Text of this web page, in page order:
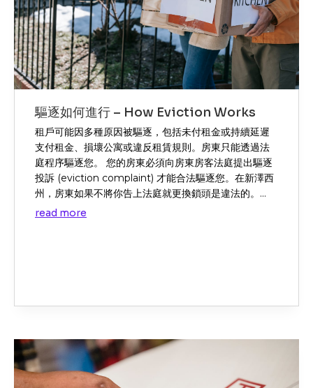
驅逐如何進行 – How Eviction Works
租戶可能因多種原因被驅逐，包括未付租金或持續延遲
支付租金、損壞公寓或違反租賃規則。房東只能透過法
庭程序驅逐您。 您的房東必須向房東房客法庭提出驅逐
投訴 (eviction complaint) 才能合法驅逐您。在新澤西
州，房東如果不將你告上法庭就更換鎖頭是違法的。...
read more